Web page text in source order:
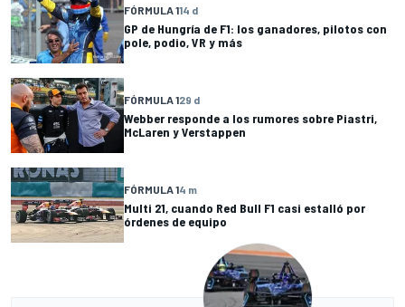
FÓRMULA 114 d
GP de Hungría de F1: los ganadores, pilotos con
pole, podio, VR y más
FÓRMULA 129 d
Webber responde a los rumores sobre Piastri,
McLaren y Verstappen
FÓRMULA 14 m
Multi 21, cuando Red Bull F1 casi estalló por
órdenes de equipo